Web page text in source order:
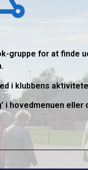
gruppe for at finde
i klubbens
i hovedmenuen